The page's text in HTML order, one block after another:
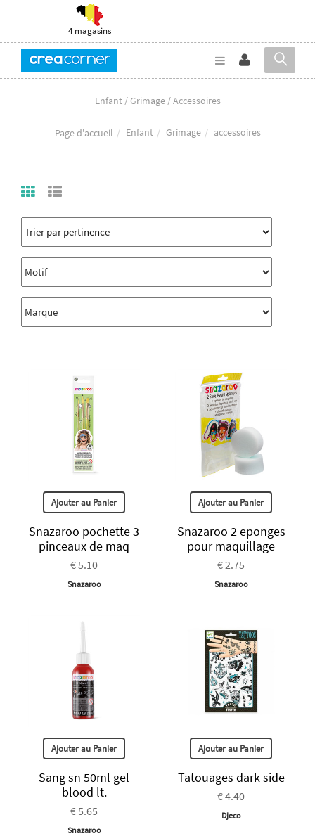
4 magasins
Enfant / Grimage / Accessoires
Page d'accueil Enfant Grimage accessoires
Ajouter au Panier
Snazaroo pochette 3
pinceaux de maq
€ 5.10
Snazaroo
Ajouter au Panier
Snazaroo 2 eponges
pour maquillage
€ 2.75
Snazaroo
Ajouter au Panier
Sang sn 50ml gel
blood lt.
€ 5.65
Snazaroo
Ajouter au Panier
Tatouages dark side
€ 4.40
Djeco